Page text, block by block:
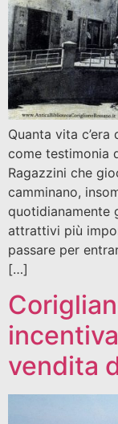
Quanta vita
come testimonia
Ragazzini che
camminano,
quotidianamente
attrattivi più
passare per
[…]
vendita